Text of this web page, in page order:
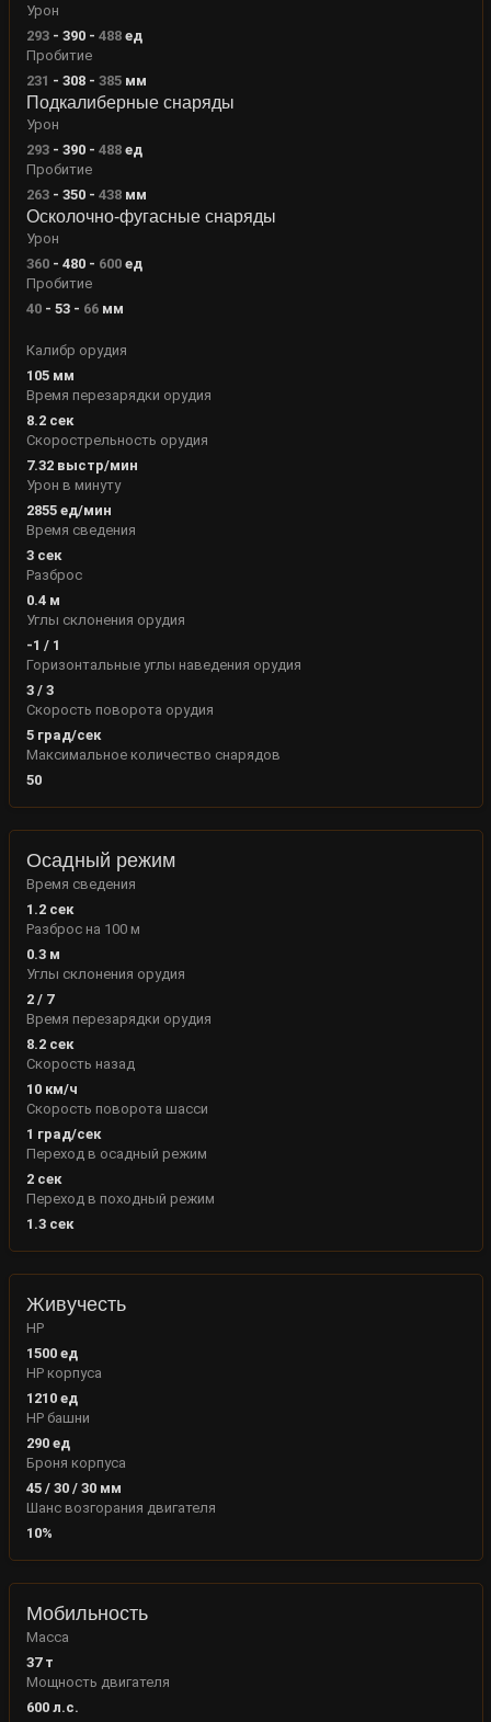
Урон
293- 390- 488ед
Пробитие
231 - 308- 385 мм
Подкалиберные снаряды
Урон
293- 390- 488ед
Пробитие
263- 350- 438 мм
Осколочно-фугасные снаряды
Урон
360- 480- 600ед
Пробитие
40- 53- 66 мм
Калибр орудия
105мм
Время перезарядки орудия
8.2сек
Скорострельность орудия
7.32выстр/мин
Урон в минуту
2855ед/мин
Время сведения
3сек
Разброс
0.4м
Углы склонения орудия
-1 / 1
Горизонтальные углы наведения орудия
3 / 3
Скорость поворота орудия
5град/сек
Максимальное количество снарядов
50
Осадный режим
Время сведения
1.2 сек
Разброс на 100 м
0.3 м
Углы склонения орудия
2/ 7
Время перезарядки орудия
8.2 сек
Скорость назад
10 км/ч
Скорость поворота шасси
1 град/сек
Переход в осадный режим
2 сек
Переход в походный режим
1.3 сек
Живучесть
HP
1500ед
HP корпуса
1210ед
HP башни
290ед
Броня корпуса
45/ 30/ 30мм
Шанс возгорания двигателя
10%
Мобильность
Масса
37т
Мощность двигателя
600л.с.